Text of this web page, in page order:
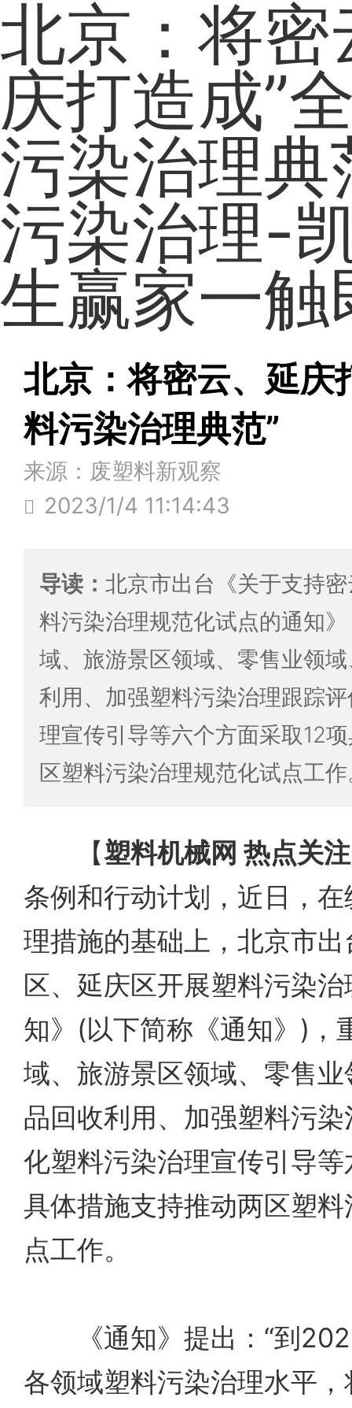
北京：将密
庆打造成”
污染治理典
污染治理-
生赢家一触
北京：将密云、延庆
料污染治理典范”
来源：废塑料新观察
2023/1/4 11:14:43
导读： 北京市出台《关于支持
料污染治理规范化试点的通知
域、旅游景区领域、零售业领
利用、加强塑料污染治理跟踪
理宣传引导等六个方面采取12
区塑料污染治理规范化试点工
【塑料机械网 热点关注
条例和行动计划，近日，
理措施的基础上，北京市
区、延庆区开展塑料污染
知》(以下简称《通知》)，
域、旅游景区领域、零售
品回收利用、加强塑料污
化塑料污染治理宣传引导
具体措施支持推动两区塑
点工作。
《通知》提出：“到
各领域塑料污染治理水平